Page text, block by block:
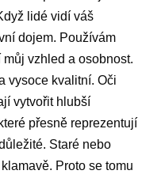
lidé vidí váš
dojem. Používám
vzhled a osobnost.
vysoce kvalitní. Oči
vytvořit hlubší
přesně reprezentují
Staré nebo
Proto se tomu